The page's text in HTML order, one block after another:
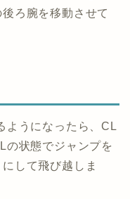
ろ腕を移動させて
ようになったら、CL
の状態でジャンプを
して飛び越しま